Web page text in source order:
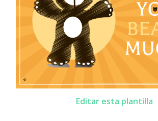
Editar esta plantilla